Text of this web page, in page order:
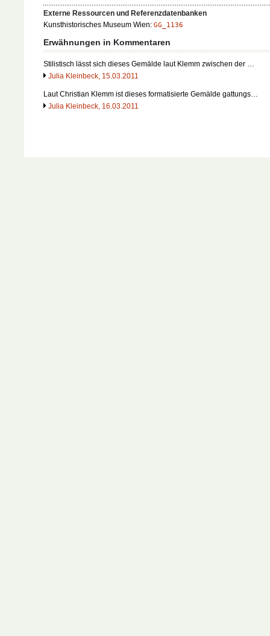
Externe Ressourcen und Referenzdatenbanken
Kunsthistorisches Museum Wien: GG_1136
Erwähnungen in Kommentaren
Stilistisch lässt sich dieses Gemälde laut Klemm zwischen der …
Julia Kleinbeck, 15.03.2011
Laut Christian Klemm ist dieses formatisierte Gemälde gattungs…
Julia Kleinbeck, 16.03.2011